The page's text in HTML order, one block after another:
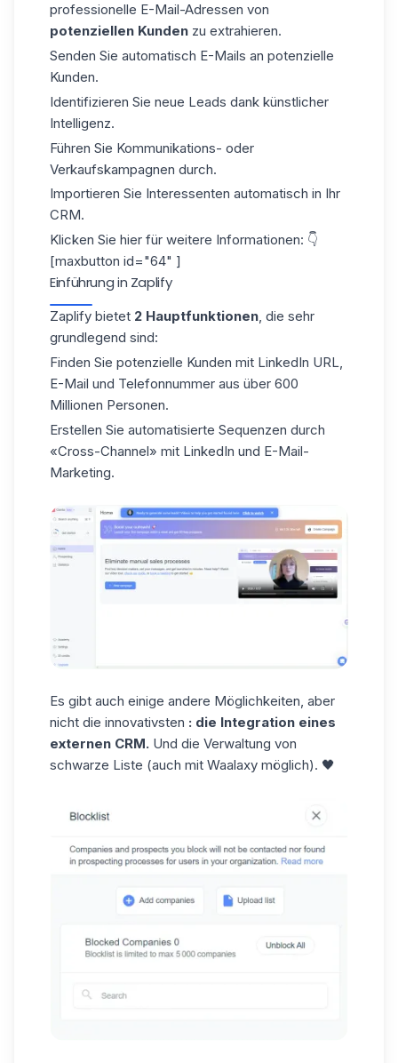
professionelle E-Mail-Adressen von
potenziellen Kunden zu extrahieren.
Senden Sie automatisch E-Mails an potenzielle
Kunden.
Identifizieren Sie neue Leads dank künstlicher
Intelligenz.
Führen Sie Kommunikations- oder
Verkaufskampagnen durch.
Importieren Sie Interessenten automatisch in Ihr
CRM.
Klicken Sie hier für weitere Informationen: 👇
[maxbutton id="64" ]
Einführung in Zaplify
Zaplify bietet 2 Hauptfunktionen, die sehr
grundlegend sind:
Finden Sie potenzielle Kunden mit LinkedIn URL,
E-Mail und Telefonnummer aus über 600
Millionen Personen.
Erstellen Sie automatisierte Sequenzen durch
«Cross-Channel» mit LinkedIn und E-Mail-
Marketing.
Es gibt auch einige andere Möglichkeiten, aber
nicht die innovativsten : die Integration eines
externen CRM. Und die Verwaltung von
schwarze Liste (auch mit Waalaxy möglich). 🖤